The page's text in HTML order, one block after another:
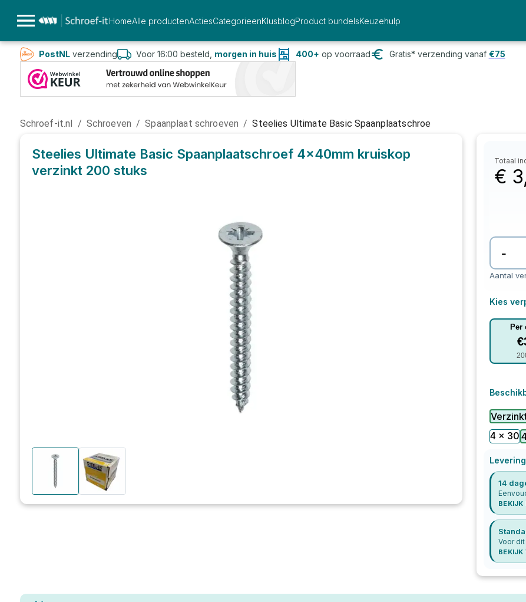
HomeAlle productenActiesCategorieenKlusblogProduct bundelsKeuzehulp
PostNLverzending Voor 16:00 besteld, morgen in huis 400+ op voorraad Gratis* verzending vanaf €75
Schroef-it.nl / Schroeven / Spaanplaat schroeven / Steelies Ultimate Basic Spaanplaatschroe
Steelies Ultimate Basic Spaanplaatschroef 4x40mm kruiskop
verzinkt 200 stuks
Totaal
€
-
Aantal
Kies
Per
€
4 x 30
14
BEKIJK
Voor
BEKIJK